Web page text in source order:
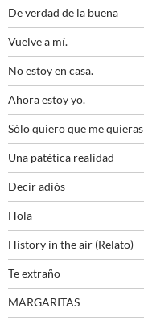
De verdad de la buena
Vuelve a mí.
No estoy en casa.
Ahora estoy yo.
Sólo quiero que me quieras
Una patética realidad
Decir adiós
Hola
History in the air (Relato)
Te extraño
MARGARITAS